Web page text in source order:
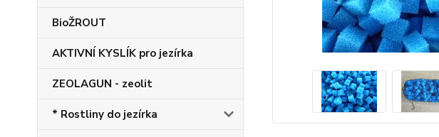
BioŽROUT
AKTIVNÍ KYSLÍK pro jezírka
ZEOLAGUN - zeolit
* Rostliny do jezírka